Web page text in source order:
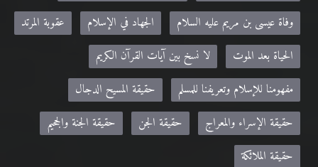
وفاة عيسى بن مريم عليه السلام
الجهاد في الإسلام
عقوبة المرتد
الحياة بعد الموت
لا نسخ بين آيات القرآن الكريم
مفهومنا للإسلام وتعريفنا للمسلم
حقيقة المسيح الدجال
حقيقة الإسراء والمعراج
حقيقة الجن
حقيقة الجنة والجحيم
حقيقة الملائكة